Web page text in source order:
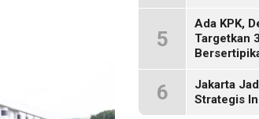
5
Ada KPK,
Targetkan
6
Jakarta
Strategis